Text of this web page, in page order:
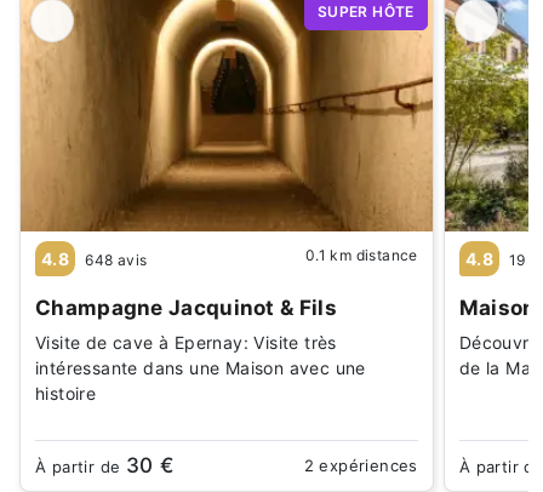
SUPER HÔTE
4.8 648 avis 0.1 km distance
Champagne Jacquinot & Fils
Visite de cave à Epernay: Visite très
intéressante dans une Maison avec une
histoire
À partir de 30 € 2 expériences
4.8 19
de la
À partir